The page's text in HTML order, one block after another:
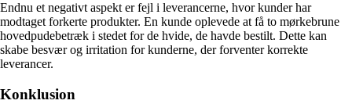
Endnu et negativt aspekt er fejl i leverancerne, hvor kunder har
modtaget forkerte produkter. En kunde oplevede at få to mørkebrune
hovedpudebetræk i stedet for de hvide, de havde bestilt. Dette kan
skabe besvær og irritation for kunderne, der forventer korrekte
leverancer.
Konklusion